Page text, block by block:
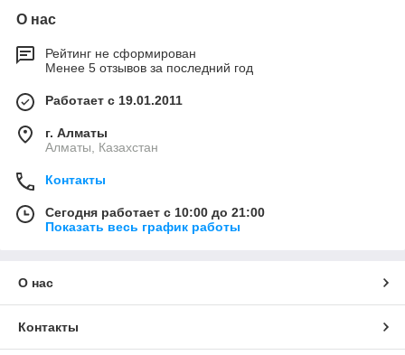
О нас
Рейтинг не сформирован
Менее 5 отзывов за последний год
Работает с 19.01.2011
г. Алматы
Алматы, Казахстан
Контакты
Сегодня работает с 10:00 до 21:00
Показать весь график работы
О нас
Контакты